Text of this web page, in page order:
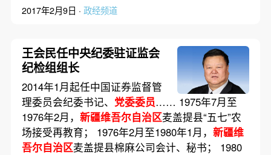
2017年2月9日 · 政经频道
王会民任中央纪委驻证监会
纪检组组长
2014年1月起任中国证券监督管
理委员会纪委书记、 党委委员…… 1975年7月至
1976年2月， 新疆维吾尔自治区麦盖提县“五七”农
场接受再教育； 1976年2月至1980年1月， 新疆维
吾尔自治区麦盖提县棉麻公司会计、秘书； 1980